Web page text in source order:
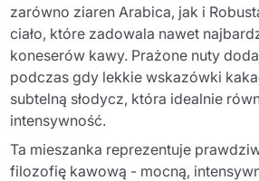
zarówno ziaren Arabica, jak i
ciało, które zadowala nawet
koneserów kawy. Prażone nuty
podczas gdy lekkie wskazówki
subtelną słodycz, która idealnie
intensywność.
Ta mieszanka reprezentuje
filozofię kawową - mocną,